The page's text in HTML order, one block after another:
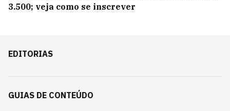
3.500; veja como se inscrever
EDITORIAS
GUIAS DE CONTEÚDO